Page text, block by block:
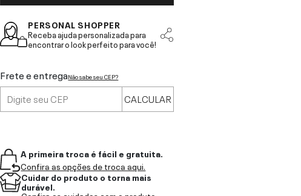
PERSONAL SHOPPER
Receba ajuda personalizada para
encontrar o look perfeito para você!
Frete e entregaNão sabe seu CEP?
CALCULAR
A primeira troca é fácil e gratuita.
Confira as opções de troca aqui.
Cuidar do produto o torna mais
durável.